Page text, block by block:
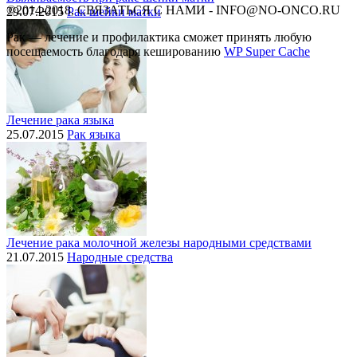
29.07.2015 Рак шейки матки
Лечение рака языка
25.07.2015 Рак языка
Лечение рака молочной железы народными средствами
21.07.2015 Народные средства
©2014-2018, СВЯЗАТЬСЯ С НАМИ - INFO@NO-ONCO.RU
Рак — лечение и профилактика cможет принять любую
посещаемость благодаря кешированию WP Super Cache